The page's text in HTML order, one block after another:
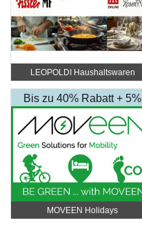
LEOPOLDI Haushaltswaren
Bis zu 40% Rabatt + 5%
Rabatt Extra
MOVEEN Holidays